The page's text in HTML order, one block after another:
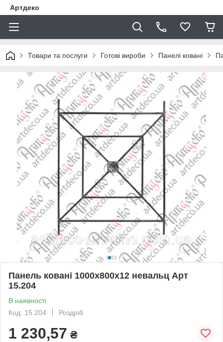
Артдеко
Товари та послуги Готові вироби Панелі ковані
Панель ковані 1000х800х12 невальц Арт
15.204
В наявності
Код: 15.204
Роздріб
1 230,57 ₴